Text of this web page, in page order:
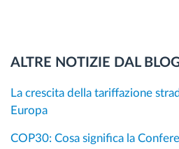
ALTRE NOTIZIE DAL
La crescita della tariffazione
Europa
COP30: Cosa significa la